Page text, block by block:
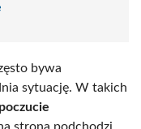
bywa
sytuację. W takich
poczucie
strona podchodzi